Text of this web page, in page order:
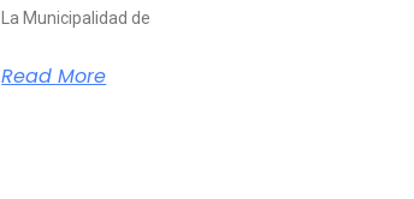
La Municipalidad de
Read More